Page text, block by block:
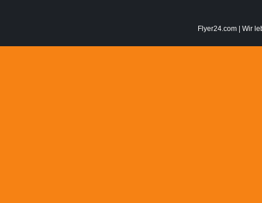
Flyer24.com | Wir